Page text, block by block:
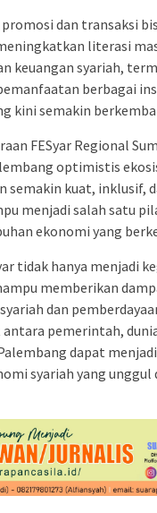
dan transaksi
literasi
keuangan syariah,
berbagai
kini semakin
FESyar Regional
optimistis
semakin kuat, inklusif,
menjadi salah satu
ekonomi yang
tidak hanya menjadi
memberikan
dan
pemerintah,
dapat
syariah yang unggul